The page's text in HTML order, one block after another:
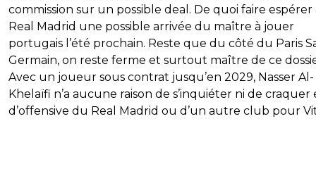
commission sur un possible deal. De quoi faire espérer
Real Madrid une possible arrivée du maître à jouer
portugais l’été prochain. Reste que du côté du Paris
Germain, on reste ferme et surtout maître de ce
Avec un joueur sous contrat jusqu’en 2029, Nasser Al-
Khelaïfi n’a aucune raison de s’inquiéter ni de craquer
d’offensive du Real Madrid ou d’un autre club pour